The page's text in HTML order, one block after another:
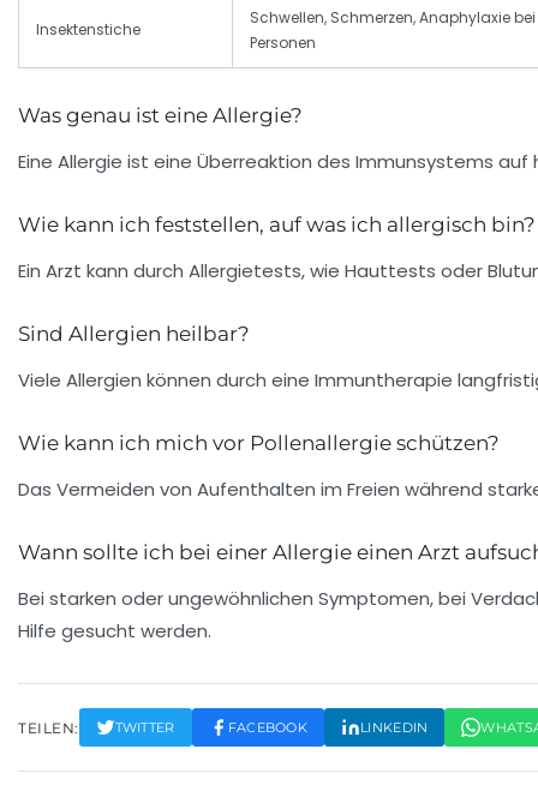
Insektenstiche
Schwellen, Schmerzen, Anaphylaxie
Personen
Was genau ist eine Allergie?
Eine Allergie ist eine Überreaktion des Immunsystems
Wie kann ich feststellen, auf was ich allergisch bin?
Ein Arzt kann durch Allergietests, wie Hauttests oder
Sind Allergien heilbar?
Viele Allergien können durch eine Immuntherapie
Wie kann ich mich vor Pollenallergie schützen?
Das Vermeiden von Aufenthalten im Freien während
Wann sollte ich bei einer Allergie einen Arzt
Bei starken oder ungewöhnlichen Symptomen, bei
Hilfe gesucht werden.
TEILEN: TWITTER FACEBOOK LINKEDIN